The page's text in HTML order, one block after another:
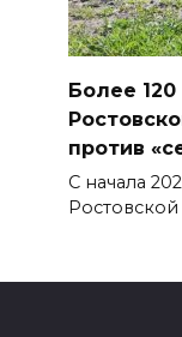
Более
против
С начала
Ростовской